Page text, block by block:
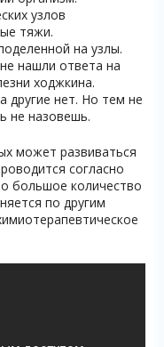
узлов
тяжи.
на узлы.
нашли ответа на
ходжкина.
другие нет. Но тем не
не назовешь.
может развиваться
согласно
большое количество
по другим